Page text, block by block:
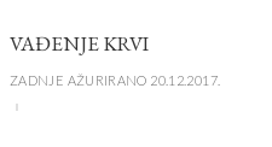
VAĐENJE KRVI
ZADNJE AŽURIRANO 20.12.2017.